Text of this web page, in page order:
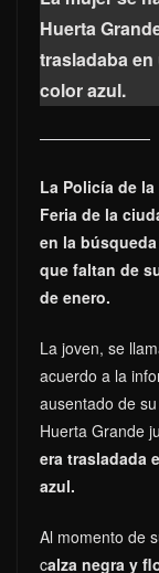
Huerta
trasladaba
color azul.
La Policía de
Feria de la
en la
que faltan de
de enero.
La joven, se
acuerdo a la
ausentado de
Huerta Grande
era trasladada
azul.
Al momento de
calza negra y